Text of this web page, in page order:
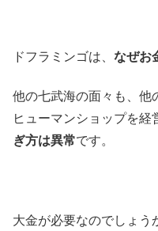
ドフラミンゴは、 なぜお
他の七武海の面々も、他
ヒューマンショップを経
ぎ方は異常です。
大金が必要なのでしょう